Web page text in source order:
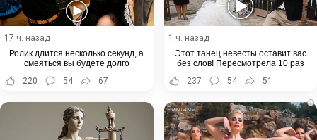
17 ч. назад
Ролик длится несколько секунд, а
смеяться вы будете долго
220
54 67
1 ч. назад
Этот танец невесты оставит вас
без слов! Пересмотрела 10 раз
237
54 51
i